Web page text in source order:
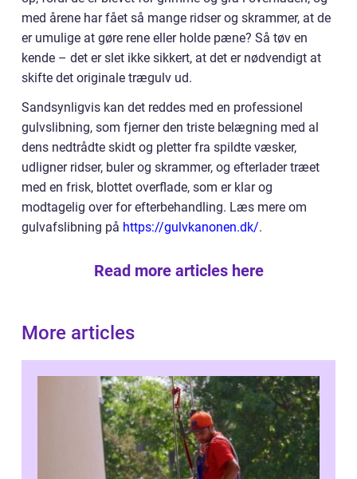
med årene har fået så mange ridser og skrammer, at de
er umulige at gøre rene eller holde pæne? Så tøv en
kende – det er slet ikke sikkert, at det er nødvendigt at
skifte det originale trægulv ud.
Sandsynligvis kan det reddes med en professionel
gulvslibning, som fjerner den triste belægning med al
dens nedtrådte skidt og pletter fra spildte væsker,
udligner ridser, buler og skrammer, og efterlader træet
med en frisk, blottet overflade, som er klar og
modtagelig over for efterbehandling. Læs mere om
gulvafslibning på https://gulvkanonen.dk/.
Read more articles here
More articles